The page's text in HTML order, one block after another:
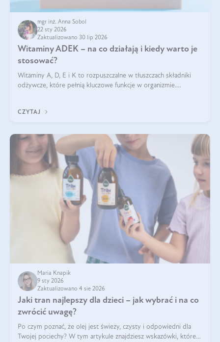
mgr inż. Anna Sobol
22 sty 2026
Zaktualizowano 30 lip 2026
Witaminy ADEK – na co działają i kiedy warto je
stosować?
Witaminy A, D, E i K to rozpuszczalne w tłuszczach składniki
odżywcze, które pełnią kluczowe funkcje w organizmie.
CZYTAJ
Maria Knapik
9 sty 2026
Zaktualizowano 4 sie 2026
Jaki tran najlepszy dla dzieci – jak wybrać i na co
zwrócić uwagę?
Po czym poznać, że olej jest świeży, czysty i odpowiedni dla
Twojej pociechy? W tym artykule znajdziesz wskazówki, które